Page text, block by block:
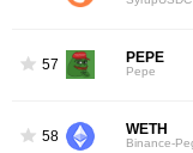
57 PEPE
Pepe
58 WETH
Binance-